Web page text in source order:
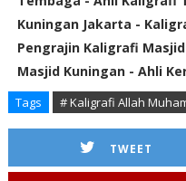
Kuningan Jakarta -
Pengrajin Kaligrafi
Masjid Kuningan - Ahli
Tags # Kaligrafi Allah
TWEET